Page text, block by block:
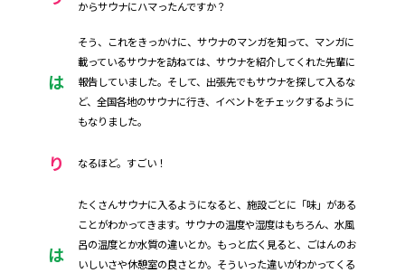
からサウナにハマったんですか？
は
そう、これをきっかけに、サウナのマンガを知って、マンガに
載っているサウナを訪ねては、サウナを紹介してくれた先輩に
報告していました。そして、出張先でもサウナを探して入るな
ど、全国各地のサウナに行き、イベントをチェックするように
もなりました。
り なるほど。すごい！
は
たくさんサウナに入るようになると、施設ごとに「味」がある
ことがわかってきます。サウナの温度や湿度はもちろん、水風
呂の温度とか水質の違いとか。もっと広く見ると、ごはんのお
いしいさや休憩室の良さとか。そういった違いがわかってくる